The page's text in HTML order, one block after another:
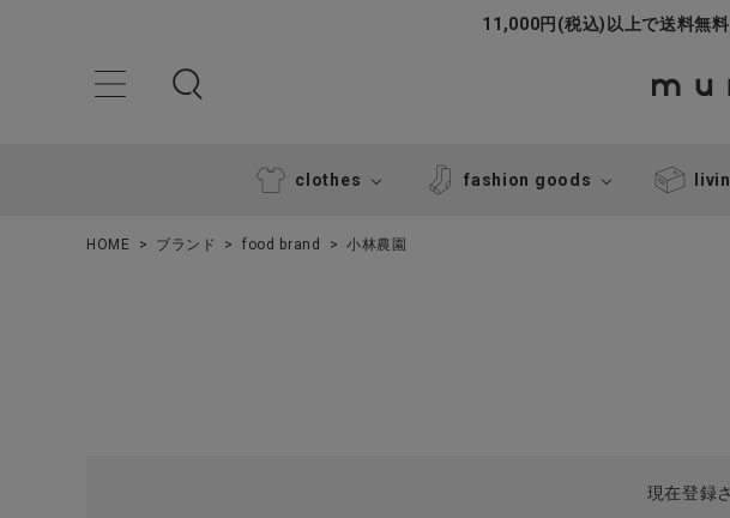
11,000円(税込)以上で送料無
clothes fashion goods
HOME ブランド food brand 小林農園
現在登録